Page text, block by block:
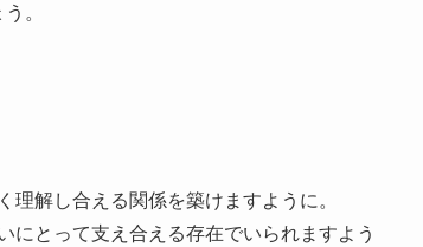
。
理解し合える関係を築けますように。
にとって支え合える存在でいられますよう